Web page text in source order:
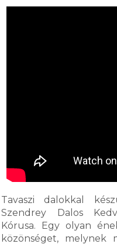
Tavaszi dalokkal
Szendrey Dalos
Kórusa. Egy olyan
közönséget, melynek